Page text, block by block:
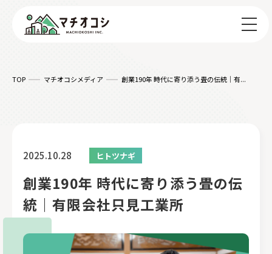
TOP マチオコシメディア 創業190年 時代に寄り添う畳の伝統｜有...
2025.10.28 ヒトツナギ
創業190年 時代に寄り添う畳の伝
統｜有限会社只見工業所